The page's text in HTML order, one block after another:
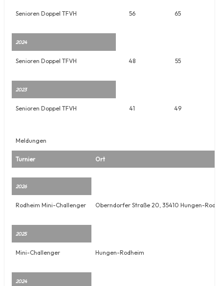
Senioren Doppel TFVH 56 65
2024
Senioren Doppel TFVH 48 55
2023
Senioren Doppel TFVH 41 49
Meldungen
Turnier Ort
2026
Rodheim Mini-Challenger Oberndorfer Straße 20, 35410 Hungen-
2025
Mini-Challenger Hungen-Rodheim
2024